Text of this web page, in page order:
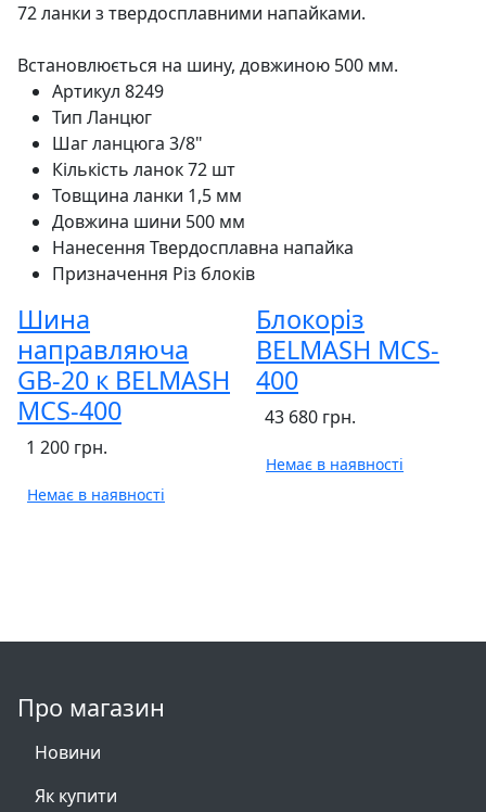
72 ланки з твердосплавними напайками.
Встановлюється на шину, довжиною 500 мм.
Артикул 8249
Тип Ланцюг
Шаг ланцюга 3/8"
Кількість ланок72 шт
Товщина ланки 1,5 мм
Довжина шини 500 мм
Нанесення Твердосплавна напайка
Призначення Різ блоків
Шина
направляюча
GB-20 к BELMASH
MCS-400
1 200 грн.
Немає в наявності
Блокоріз
BELMASH MCS-
400
43 680 грн.
Немає в наявності
Про магазин
Новини
Як купити